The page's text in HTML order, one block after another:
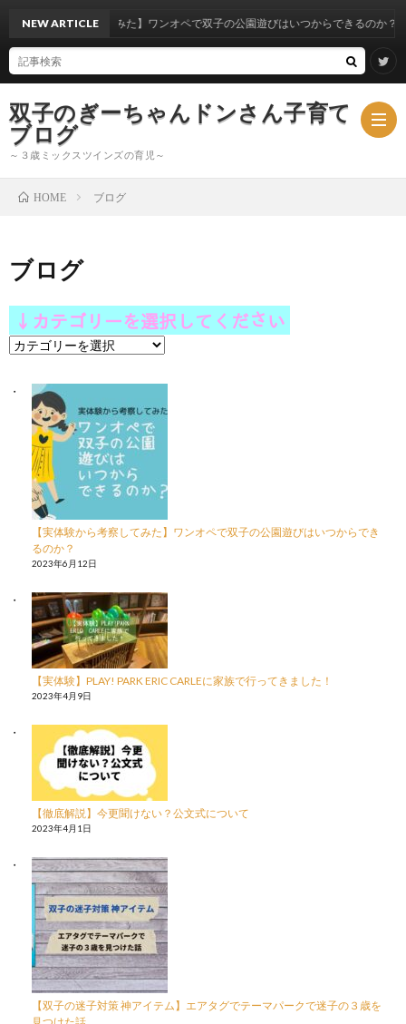
双子のぎーちゃんドンさん子育て
ブログ
～３歳ミックスツインズの育児～
NEW ARTICLE
てみた】ワンオペで双子の公園遊びはいつからできるのか？
HOME ブログ
ブログ
カ
ゴ
【実体験から考察してみた】ワンオペで双子の公園遊びはいつからでき
るのか？
2023年6月12日
【実体験】PLAY! PARK ERIC CARLEに家族で行ってきました！
2023年4月9日
【徹底解説】今更聞けない？公文式について
2023年4月1日
【双子の迷子対策 神アイテム】エアタグでテーマパークで迷子の３歳を